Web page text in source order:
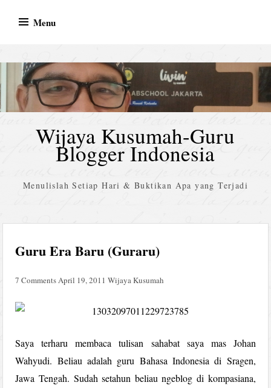
Menu
Wijaya Kusumah-Guru
Blogger Indonesia
Menulislah Setiap Hari & Buktikan Apa yang Terjadi
Guru Era Baru (Guraru)
7 Comments April 19, 2011 Wijaya Kusumah
Saya terharu membaca tulisan sahabat saya mas Johan
Wahyudi. Beliau adalah guru Bahasa Indonesia di Sragen,
Jawa Tengah. Sudah setahun beliau ngeblog di kompasiana,